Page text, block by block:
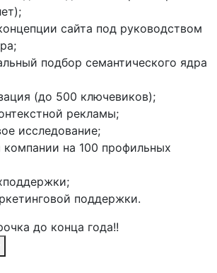
сайта под руководством
подбор семантического ядра
(до 500 ключевиков);
рекламы;
исследование;
компании на 100 профильных
поддержки.
до конца года!!